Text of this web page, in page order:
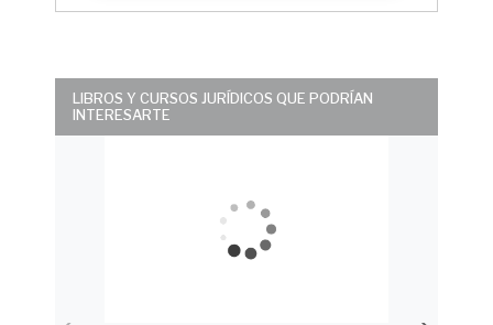
LIBROS Y CURSOS JURÍDICOS QUE PODRÍAN
INTERESARTE